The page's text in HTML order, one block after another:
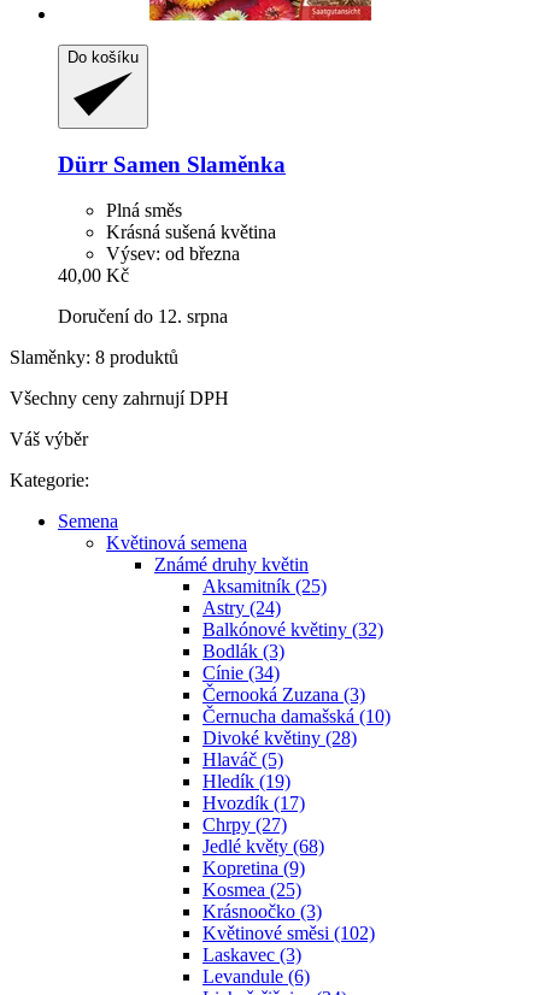
Do košíku
Dürr Samen Slaměnka
Plná směs
Krásná sušená květina
Výsev: od března
40,00 Kč
Doručení do 12. srpna
Slaměnky: 8 produktů
Všechny ceny zahrnují DPH
Váš výběr
Kategorie:
Semena
Květinová semena
Známé druhy květin
Aksamitník (25)
Astry (24)
Balkónové květiny (32)
Bodlák (3)
Cínie (34)
Černooká Zuzana (3)
Černucha damašská (10)
Divoké květiny (28)
Hlaváč (5)
Hledík (19)
Hvozdík (17)
Chrpy (27)
Jedlé květy (68)
Kopretina (9)
Kosmea (25)
Krásnoočko (3)
Květinové směsi (102)
Laskavec (3)
Levandule (6)